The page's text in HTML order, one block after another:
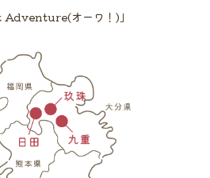
Adventure(オーワ！)」